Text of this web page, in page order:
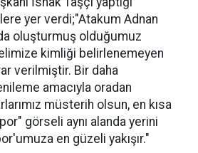
yer verdi;"Atakum Adnan
oluşturmuş olduğumuz
kimliği belirlenemeyen
verilmiştir. Bir daha
amacıyla oradan
müsterih olsun, en kısa
görseli aynı alanda yerini
en güzeli yakışır."